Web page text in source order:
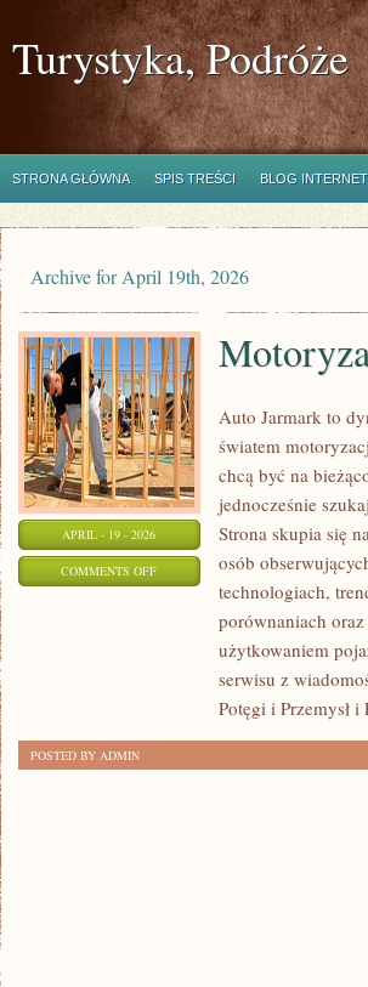
Turystyka, Podróże
STRONA GŁÓWNA SPIS TREŚCI BLOG
Archive for April 19th, 2026
APRIL - 19 - 2026
COMMENTS OFFON
MOTORYZACJA
PRZYSZŁOŚCI
Auto Jarmark to
światem
chcą być na
jednocześnie
Strona skupia się
osób
technologiach,
porównaniach
użytkowaniem
serwisu z
Potęgi i Przemysł
POSTED BY ADMIN